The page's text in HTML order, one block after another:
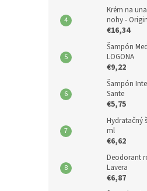
Krém na
nohy -
€16,34
Šampón
LOGONA
€9,22
Šampón
Sante
€5,75
Hydratačný
ml
€6,62
Deodorant
Lavera
€6,87